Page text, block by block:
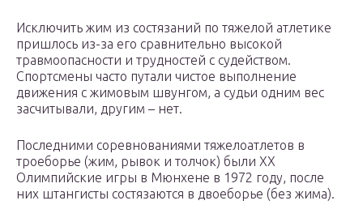
Исключить жим из состязаний по тяжелой атлетике
пришлось из-за его сравнительно высокой
травмоопасности и трудностей с судейством.
Спортсмены часто путали чистое выполнение
движения с жимовым швунгом, а судьи одним вес
засчитывали, другим – нет.
Последними соревнованиями тяжелоатлетов в
троеборье (жим, рывок и толчок) были ХХ
Олимпийские игры в Мюнхене в 1972 году, после
них штангисты состязаются в двоеборье (без жима).